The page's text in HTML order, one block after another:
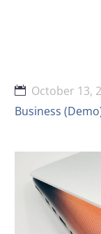
October 13,
Business